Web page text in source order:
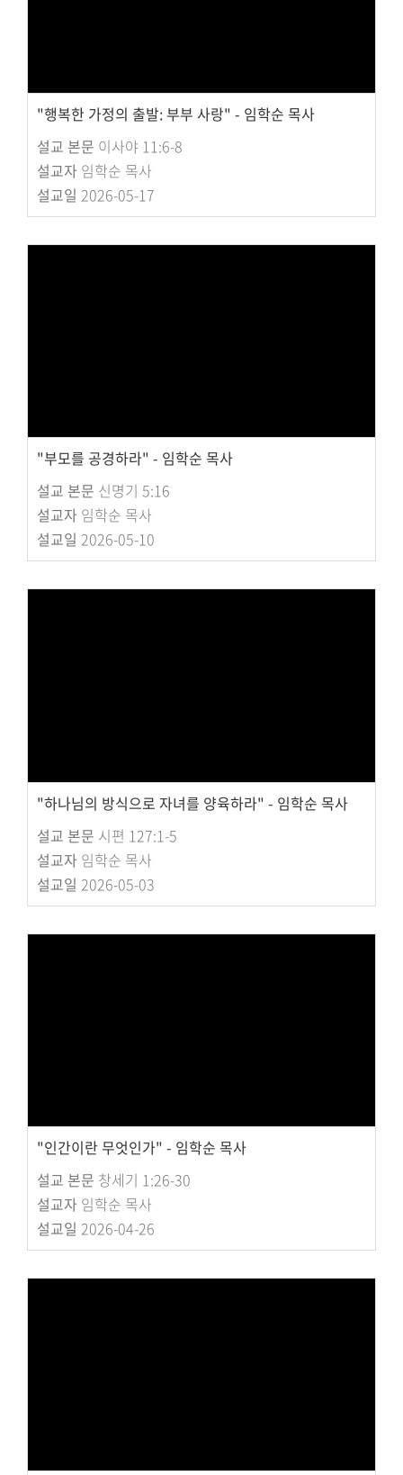
"행복한 가정의 출발: 부부 사랑" - 임학순 목사
설교 본문 이사야 11:6-8
설교자 임학순 목사
설교일 2026-05-17
"부모를 공경하라" - 임학순 목사
설교 본문 신명기 5:16
설교자 임학순 목사
설교일 2026-05-10
"하나님의 방식으로 자녀를 양육하라" - 임학순 목사
설교 본문 시편 127:1-5
설교자 임학순 목사
설교일 2026-05-03
"인간이란 무엇인가" - 임학순 목사
설교 본문 창세기 1:26-30
설교자 임학순 목사
설교일 2026-04-26